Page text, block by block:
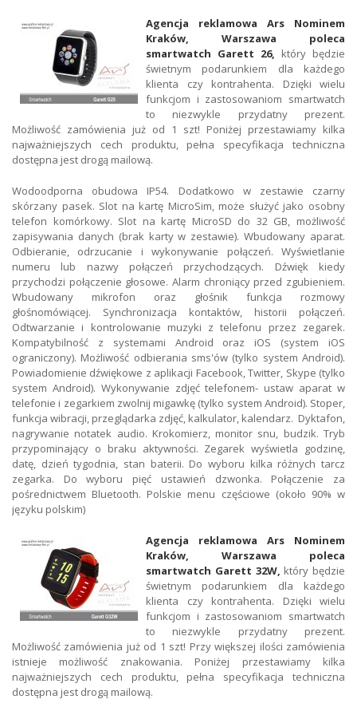
Agencja reklamowa Ars Nominem
Kraków, Warszawa poleca
smartwatch Garett 26, który będzie
świetnym podarunkiem dla każdego
klienta czy kontrahenta. Dzięki wielu
funkcjom i zastosowaniom smartwatch
to niezwykle przydatny prezent.
Możliwość zamówienia już od 1 szt! Poniżej przestawiamy kilka
najważniejszych cech produktu, pełna specyfikacja techniczna
dostępna jest drogą mailową.
Wodoodporna obudowa IP54. Dodatkowo w zestawie czarny
skórzany pasek. Slot na kartę MicroSim, może służyć jako osobny
telefon komórkowy. Slot na kartę MicroSD do 32 GB, możliwość
zapisywania danych (brak karty w zestawie). Wbudowany aparat.
Odbieranie, odrzucanie i wykonywanie połączeń. Wyświetlanie
numeru lub nazwy połączeń przychodzących. Dźwięk kiedy
przychodzi połączenie głosowe. Alarm chroniący przed zgubieniem.
Wbudowany mikrofon oraz głośnik funkcja rozmowy
głośnomówiącej. Synchronizacja kontaktów, historii połączeń.
Odtwarzanie i kontrolowanie muzyki z telefonu przez zegarek.
Kompatybilność z systemami Android oraz iOS (system iOS
ograniczony). Możliwość odbierania sms'ów (tylko system Android).
Powiadomienie dźwiękowe z aplikacji Facebook, Twitter, Skype (tylko
system Android). Wykonywanie zdjęć telefonem- ustaw aparat w
telefonie i zegarkiem zwolnij migawkę (tylko system Android). Stoper,
funkcja wibracji, przeglądarka zdjęć, kalkulator, kalendarz. Dyktafon,
nagrywanie notatek audio. Krokomierz, monitor snu, budzik. Tryb
przypominający o braku aktywności. Zegarek wyświetla godzinę,
datę, dzień tygodnia, stan baterii. Do wyboru kilka różnych tarcz
zegarka. Do wyboru pięć ustawień dzwonka. Połączenie za
pośrednictwem Bluetooth. Polskie menu częściowe (około 90% w
języku polskim)
Agencja reklamowa Ars Nominem
Kraków, Warszawa poleca
smartwatch Garett 32W, który będzie
świetnym podarunkiem dla każdego
klienta czy kontrahenta. Dzięki wielu
funkcjom i zastosowaniom smartwatch
to niezwykle przydatny prezent.
Możliwość zamówienia już od 1 szt! Przy większej ilości zamówienia
istnieje możliwość znakowania. Poniżej przestawiamy kilka
najważniejszych cech produktu, pełna specyfikacja techniczna
dostępna jest drogą mailową.